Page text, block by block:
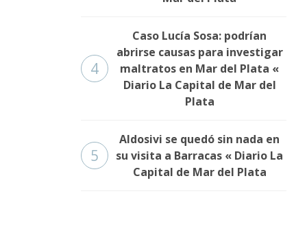
4
Caso Lucía Sosa: podrían
abrirse causas para investigar
maltratos en Mar del Plata «
Diario La Capital de Mar del
Plata
5
Aldosivi se quedó sin nada en
su visita a Barracas « Diario La
Capital de Mar del Plata